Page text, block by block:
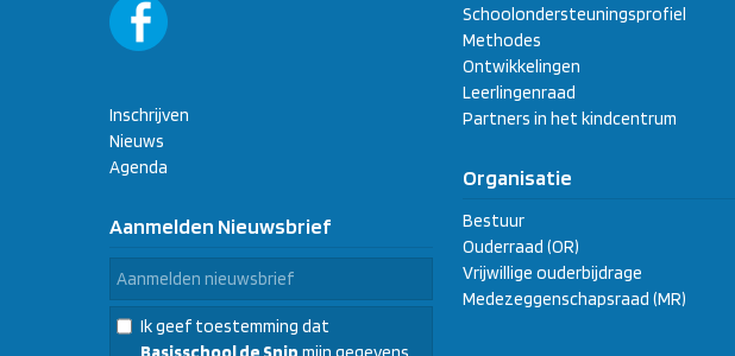
Inschrijven
Nieuws
Agenda
Aanmelden Nieuwsbrief
Ik geef toestemming dat
Schoolondersteuningsprofiel
Methodes
Ontwikkelingen
Leerlingenraad
Partners in het kindcentrum
Organisatie
Bestuur
Ouderraad (OR)
Vrijwillige ouderbijdrage
Medezeggenschapsraad (MR)